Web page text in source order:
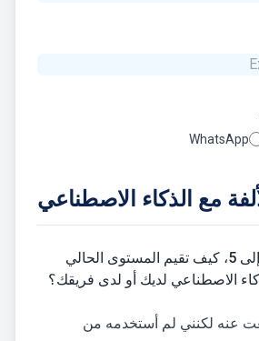
WhatsApp
على مقياس من 1 إلى 5، كيف تقيم المستوى الحالي
الاصطناعي لديك أو لدى فريقك؟
عنه لكنني لم أستخدمه من